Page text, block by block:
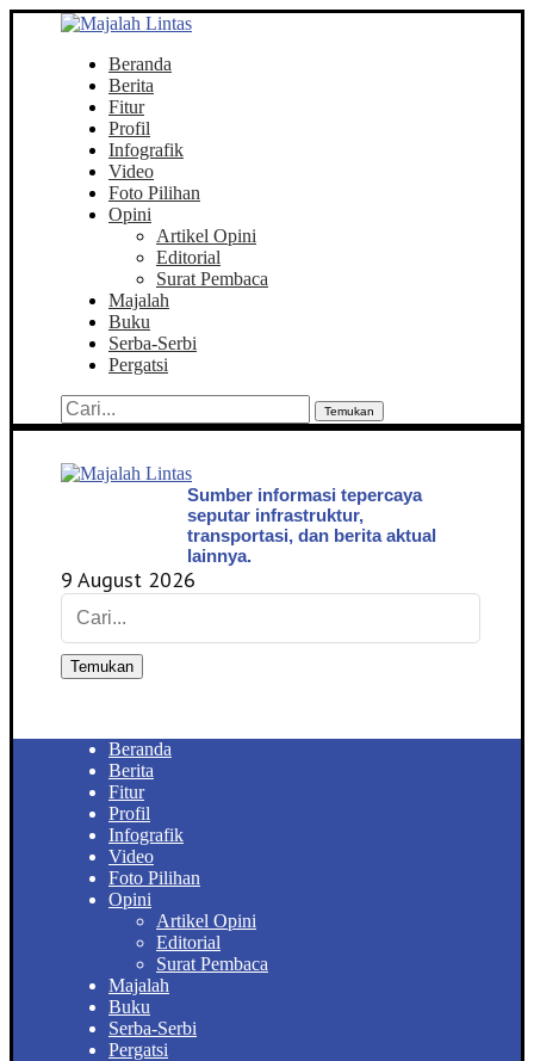
Beranda
Berita
Fitur
Profil
Infografik
Video
Foto Pilihan
Opini
Artikel Opini
Editorial
Surat Pembaca
Majalah
Buku
Serba-Serbi
Pergatsi
Temukan
Sumber informasi tepercaya
seputar infrastruktur,
transportasi, dan berita aktual
lainnya.
9 August 2026
Temukan
Beranda
Berita
Fitur
Profil
Infografik
Video
Foto Pilihan
Opini
Artikel Opini
Editorial
Surat Pembaca
Majalah
Buku
Serba-Serbi
Pergatsi